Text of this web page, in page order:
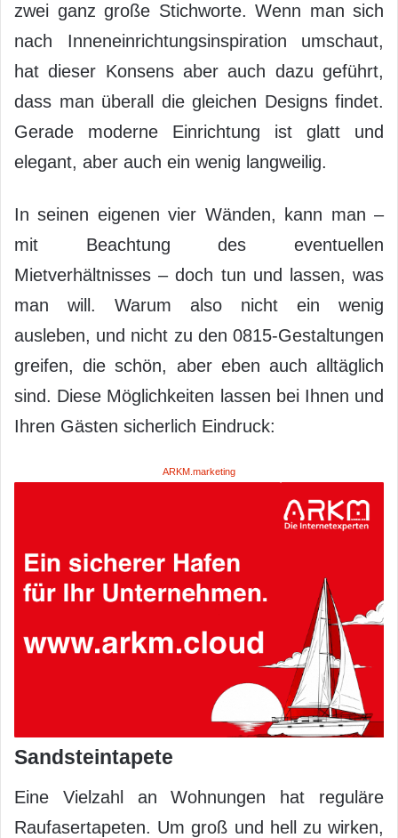
zwei ganz große Stichworte. Wenn man sich
nach Inneneinrichtungsinspiration umschaut,
hat dieser Konsens aber auch dazu geführt,
dass man überall die gleichen Designs findet.
Gerade moderne Einrichtung ist glatt und
elegant, aber auch ein wenig langweilig.
In seinen eigenen vier Wänden, kann man –
mit Beachtung des eventuellen
Mietverhältnisses – doch tun und lassen, was
man will. Warum also nicht ein wenig
ausleben, und nicht zu den 0815-Gestaltungen
greifen, die schön, aber eben auch alltäglich
sind. Diese Möglichkeiten lassen bei Ihnen und
Ihren Gästen sicherlich Eindruck:
ARKM.marketing
Sandsteintapete
Eine Vielzahl an Wohnungen hat reguläre
Raufasertapeten. Um groß und hell zu wirken,